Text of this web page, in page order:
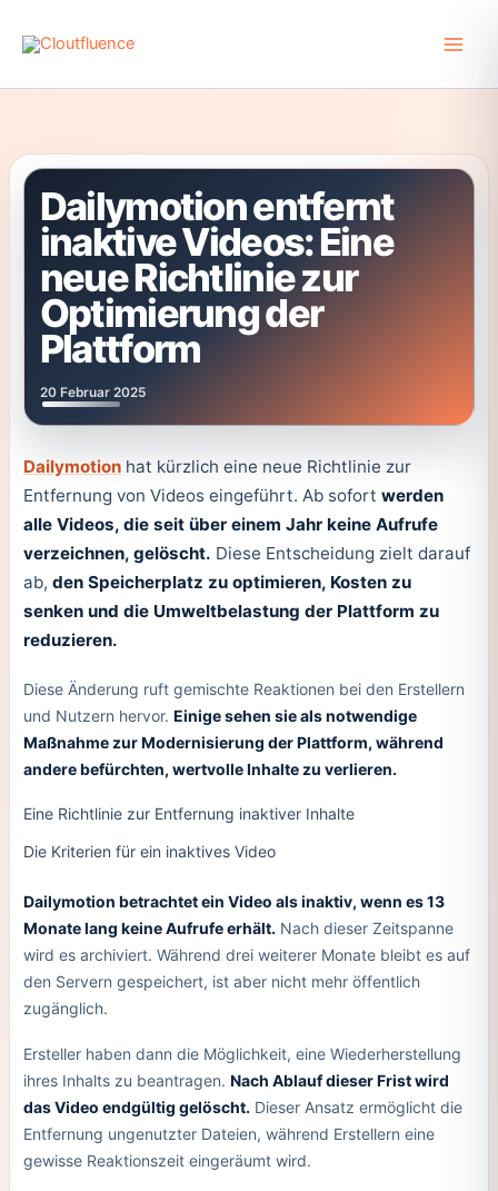
Inhalt
Dailymotion entfernt
inaktive Videos: Eine
neue Richtlinie zur
Optimierung der
Plattform
20 Februar 2025
Dailymotionhat kürzlich eine neue Richtlinie zur
Entfernung von Videos eingeführt. Ab sofort werden
alle Videos, die seit über einem Jahr keine Aufrufe
verzeichnen, gelöscht. Diese Entscheidung zielt darauf
ab, den Speicherplatz zu optimieren, Kosten zu
senken und die Umweltbelastung der Plattform zu
reduzieren.
Diese Änderung ruft gemischte Reaktionen bei den Erstellern
und Nutzern hervor. Einige sehen sie als notwendige
Maßnahme zur Modernisierung der Plattform, während
andere befürchten, wertvolle Inhalte zu verlieren.
Eine Richtlinie zur Entfernung inaktiver Inhalte
Die Kriterien für ein inaktives Video
Dailymotion betrachtet ein Video als inaktiv, wenn es 13
Monate lang keine Aufrufe erhält. Nach dieser Zeitspanne
wird es archiviert. Während drei weiterer Monate bleibt es auf
den Servern gespeichert, ist aber nicht mehr öffentlich
zugänglich.
Ersteller haben dann die Möglichkeit, eine Wiederherstellung
ihres Inhalts zu beantragen. Nach Ablauf dieser Frist wird
das Video endgültig gelöscht. Dieser Ansatz ermöglicht die
Entfernung ungenutzter Dateien, während Erstellern eine
gewisse Reaktionszeit eingeräumt wird.